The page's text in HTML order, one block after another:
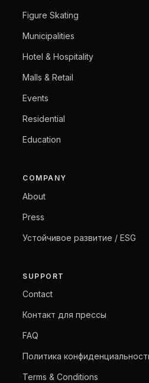
Figure Skating
Municipalities
Hotel & Hospitality
Malls & Retail
Events
Residential
Education
COMPANY
About
Press
Устойчивое развитие / ESG
SUPPORT
Contact
Контакт для прессы
FAQ
Политика
Terms & Conditions